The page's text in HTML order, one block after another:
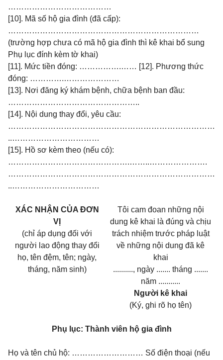
…………………………………
[10]. Mã số hộ gia đình (đã cấp):
………………………………………………………………
(trường hợp chưa có mã hộ gia đình thì kê khai bổ sung
Phụ lục đính kèm tờ khai)
[11]. Mức tiền đóng: …………….…… [12]. Phương thức
đóng: ………….…………………
[13]. Nơi đăng ký khám bệnh, chữa bệnh ban đầu:
…………………………………………..
[14]. Nội dung thay đổi, yêu cầu:
……………………………………………………………………
..……………………………
[15]. Hồ sơ kèm theo (nếu có):
……………………………………….……..………………….
……………………………………………………………………
..……………………………
XÁC NHẬN CỦA ĐƠN
VỊ
(chỉ áp dụng đối với
người lao động thay đổi
họ, tên đệm, tên; ngày,
tháng, năm sinh)
Tôi cam đoan những nội
dung kê khai là đúng và chịu
trách nhiệm trước pháp luật
về những nội dung đã kê
khai
.........., ngày ....... tháng .......
năm ...........
Người kê khai
(Ký, ghi rõ họ tên)
Phụ lục: Thành viên hộ gia đình
Họ và tên chủ hộ: ……………………… Số điện thoại (nếu